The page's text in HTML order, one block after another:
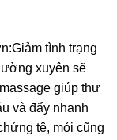
tình trạng
xuyên sẽ
giúp thư
và đẩy nhanh
tê, mỏi cũng